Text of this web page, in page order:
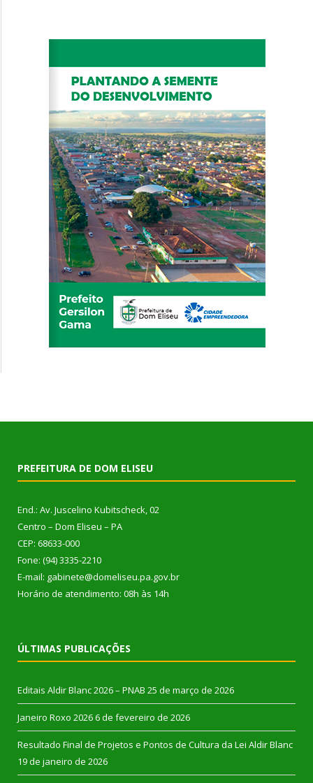
PREFEITURA DE DOM ELISEU
End.: Av. Juscelino Kubitscheck, 02
Centro – Dom Eliseu – PA
CEP: 68633-000
Fone: (94) 3335-2210
E-mail: gabinete@domeliseu.pa.gov.br
Horário de atendimento: 08h às 14h
ÚLTIMAS PUBLICAÇÕES
Editais Aldir Blanc 2026 – PNAB 25 de março de 2026
Janeiro Roxo 2026 6 de fevereiro de 2026
Resultado Final de Projetos e Pontos de Cultura da Lei Aldir Blanc
19 de janeiro de 2026